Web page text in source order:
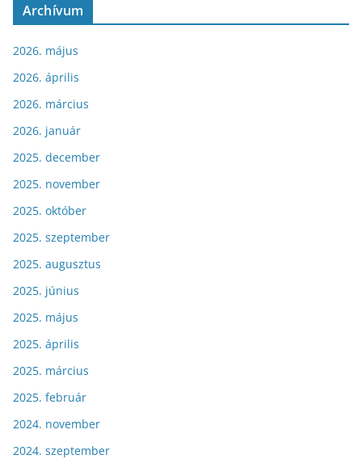
Archívum
2026. május
2026. április
2026. március
2026. január
2025. december
2025. november
2025. október
2025. szeptember
2025. augusztus
2025. június
2025. május
2025. április
2025. március
2025. február
2024. november
2024. szeptember